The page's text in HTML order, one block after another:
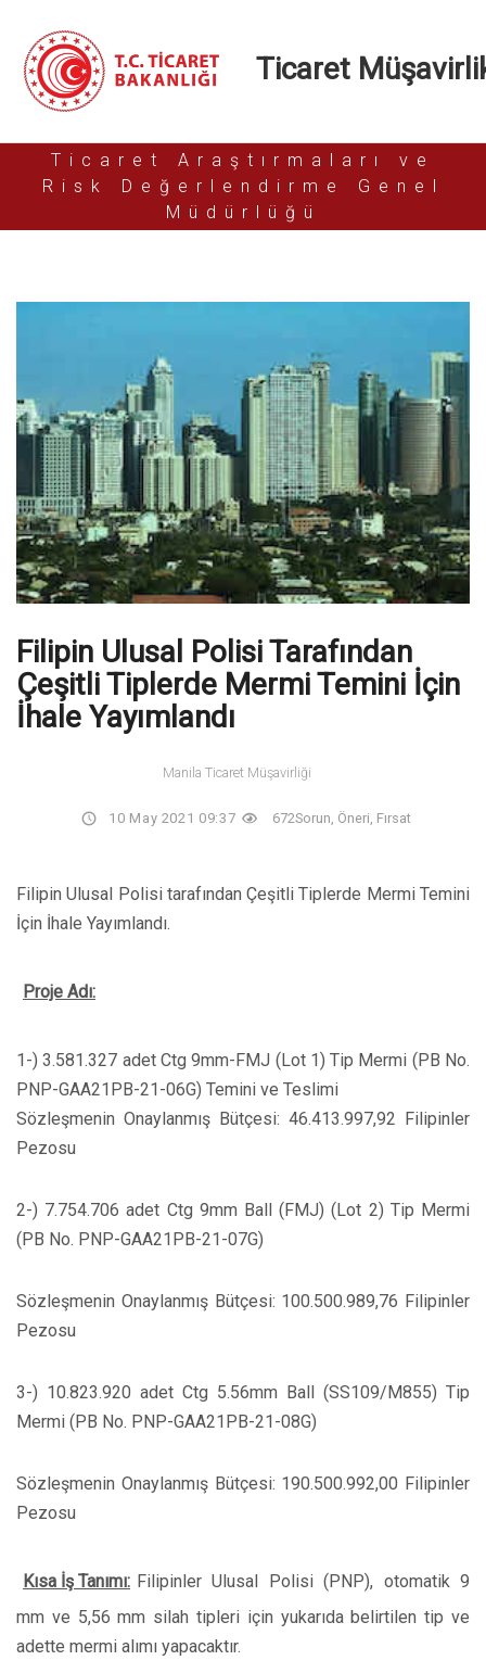
Ticaret
Ticaret Araştırmaları ve
Risk Değerlendirme Genel
Müdürlüğü
Filipin Ulusal Polisi Tarafından
Çeşitli Tiplerde Mermi Temini İçin
İhale Yayımlandı
Manila Ticaret Müşavirliği
10 May 2021 09:37 672Sorun, Öneri, Fırsat
Filipin Ulusal Polisi tarafından Çeşitli Tiplerde Mermi Temini
İçin İhale Yayımlandı.
Proje Adı:
1-) 3.581.327 adet Ctg 9mm-FMJ (Lot 1) Tip Mermi (PB No.
PNP-GAA21PB-21-06G) Temini ve Teslimi
Sözleşmenin Onaylanmış Bütçesi: 46.413.997,92 Filipinler
Pezosu
2-) 7.754.706 adet Ctg 9mm Ball (FMJ) (Lot 2) Tip Mermi
(PB No. PNP-GAA21PB-21-07G)
Sözleşmenin Onaylanmış Bütçesi: 100.500.989,76 Filipinler
Pezosu
3-) 10.823.920 adet Ctg 5.56mm Ball (SS109/M855) Tip
Mermi (PB No. PNP-GAA21PB-21-08G)
Sözleşmenin Onaylanmış Bütçesi: 190.500.992,00 Filipinler
Pezosu
Kısa İş Tanımı: Filipinler Ulusal Polisi (PNP), otomatik 9
mm ve 5,56 mm silah tipleri için yukarıda belirtilen tip ve
adette mermi alımı yapacaktır.